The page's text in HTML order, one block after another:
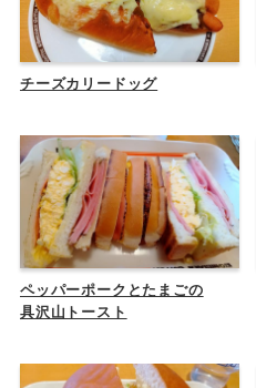
チーズカリードッグ
ペッパーポークとたまごの
具沢山トースト